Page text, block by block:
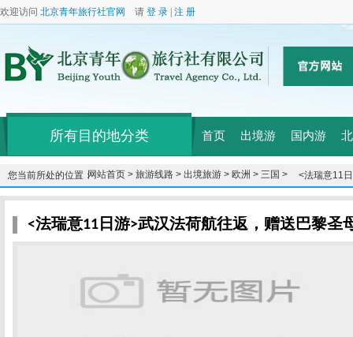
欢迎访问 北京青年旅行社官网 请 登 录 注 册
所有目的地分类 首页 出境游 国内游
您当前所处的位置：网站首页 > 旅游线路 > 出境旅游 > 欧洲 > 三国 >
<法瑞意11
等蒙帕纳斯
<法瑞意11日游>武汉法荷航往返，赠送巴黎圣